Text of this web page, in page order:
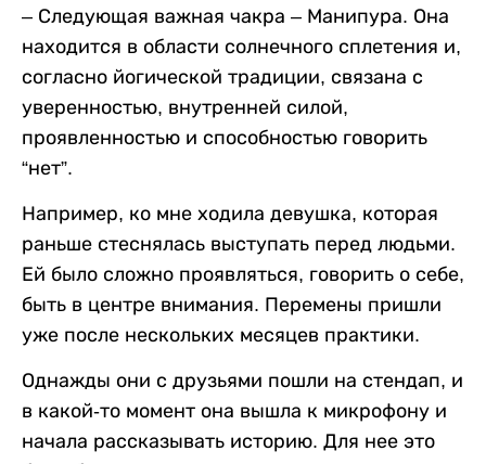
– Следующая важная чакра – Манипура. Она
находится в области солнечного сплетения и,
согласно йогической традиции, связана с
уверенностью, внутренней силой,
проявленностью и способностью говорить
“нет”.
Например, ко мне ходила девушка, которая
раньше стеснялась выступать перед людьми.
Ей было сложно проявляться, говорить о себе,
быть в центре внимания. Перемены пришли
уже после нескольких месяцев практики.
Однажды они с друзьями пошли на стендап, и
в какой-то момент она вышла к микрофону и
начала рассказывать историю. Для нее это